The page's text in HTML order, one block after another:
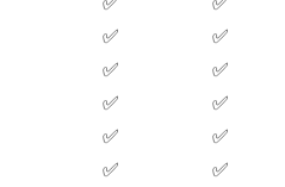
✅
✅
✅
✅
✅
✅
✅
✅
✅
✅